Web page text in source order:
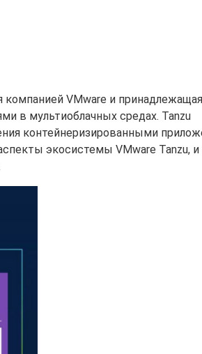
VMware и
в мультиоблачных средах. Tanzu
контейнеризированными
экосистемы VMware Tanzu, и